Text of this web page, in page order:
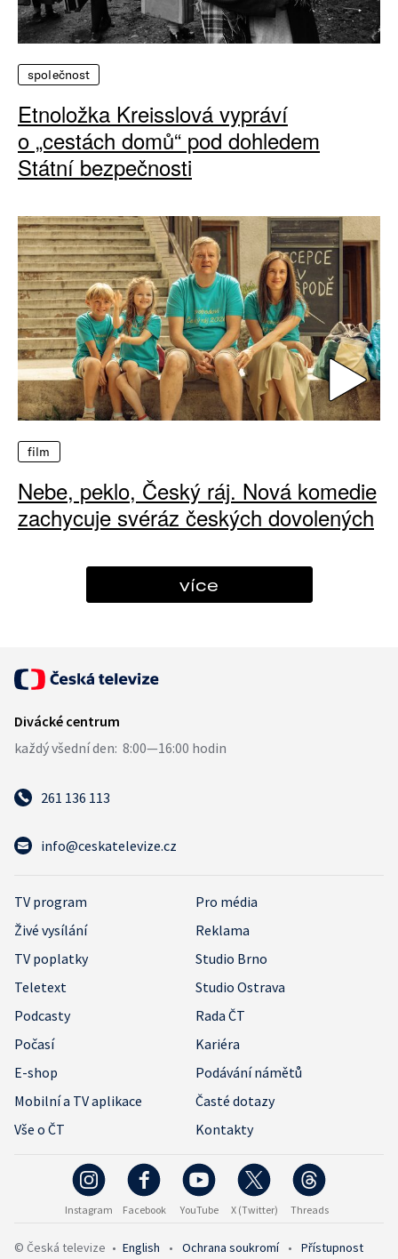
společnost
Etnoložka Kreisslová vypráví
o „cestách domů“ pod dohledem
Státní bezpečnosti
film
Nebe, peklo, Český ráj. Nová komedie
zachycuje svéráz českých dovolených
více
261 136 113
info@ceskatelevize.cz
TV program
Pro média
Živé vysílání
Reklama
TV poplatky
Studio Brno
Teletext
Studio Ostrava
Podcasty
Rada ČT
Počasí
Kariéra
E-shop
Podávání námětů
Mobilní a TV aplikace
Časté dotazy
Vše o ČT
Kontakty
Instagram Facebook YouTube X (Twitter) Threads
© Česká televize • English • Ochrana soukromí • Přístupnost